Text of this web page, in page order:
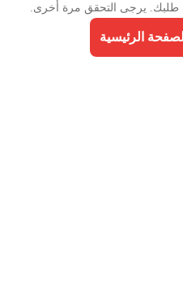
طلبك. يرجى التحقق مرة أخرى.
الرئيسية